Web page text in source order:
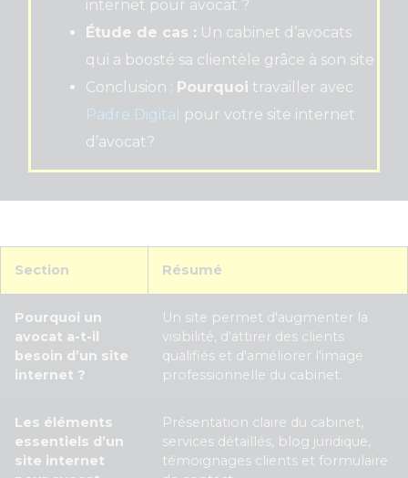
internet pour avocat ?
Étude de cas : Un cabinet d’avocats
qui a boosté sa clientèle grâce à son site
Conclusion : Pourquoi travailler avec
Padre Digital
pour votre site internet
d’avocat?
Section Résumé
Pourquoi un
avocat a-t-il
besoin d’un site
internet ?
Un site permet d'augmenter la
visibilité, d'attirer des clients
qualifiés et d'améliorer l'image
professionnelle du cabinet.
Les éléments
essentiels d’un
site internet
Présentation claire du cabinet,
services détaillés, blog juridique,
témoignages clients et formulaire